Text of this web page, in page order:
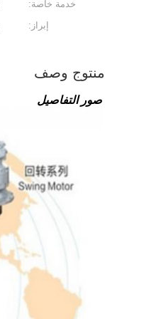
خدمة خاصة:
إبراز:
منتوج وصف
صور التفاصيل